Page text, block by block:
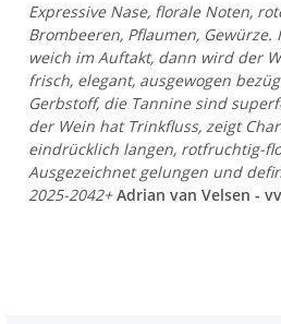
Expressive Nase, florale Noten,
Brombeeren, Pflaumen,
weich im Auftakt, dann wird der
frisch, elegant, ausgewogen
Gerbstoff, die Tannine sind
der Wein hat Trinkfluss, zeigt
eindrücklich langen, rotfruchtig-
Ausgezeichnet gelungen und
2025-2042+ Adrian van Velsen -